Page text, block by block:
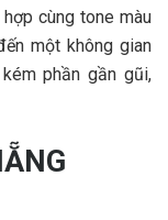
cùng tone màu
một không gian
phần gần gũi,